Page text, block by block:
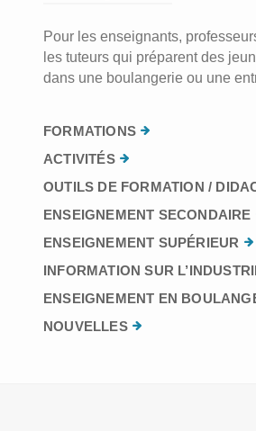
Pour les enseignants,
les tuteurs qui préparent des
dans une boulangerie ou une
FORMATIONS
ACTIVITÉS
OUTILS DE FORMATION /
ENSEIGNEMENT SECONDAIRE
ENSEIGNEMENT SUPÉRIEUR
INFORMATION SUR
ENSEIGNEMENT EN
NOUVELLES